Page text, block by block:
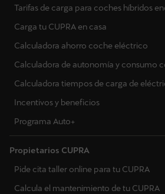
Tarifas de carga para coches híbridos
Carga tu CUPRA en casa
Calculadora ahorro coche eléctrico
Calculadora de autonomía y consumo
Calculadora tiempos de carga de
Incentivos y beneficios
Programa Auto+
Propietarios CUPRA
Pide cita taller online para tu CUPRA
Calcula el mantenimiento de tu CUPRA